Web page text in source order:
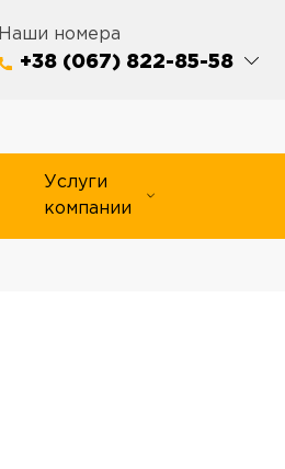
Наши номера
+38 (067) 822-85-58
Услуги
компании